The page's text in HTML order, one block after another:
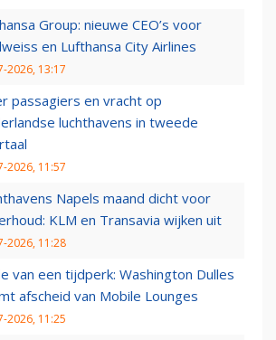
Group: nieuwe CEO’s voor
en Lufthansa City Airlines
2026, 13:17
passagiers en vracht op
luchthavens in tweede
2026, 11:57
Napels maand dicht voor
KLM en Transavia wijken uit
2026, 11:28
van een tijdperk: Washington Dulles
afscheid van Mobile Lounges
2026, 11:25